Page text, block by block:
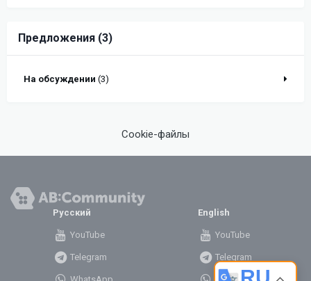
Предложения (3)
На обсуждении (3)
Cookie-файлы
Русский
YouTube
Telegram
English
YouTube
Telegram